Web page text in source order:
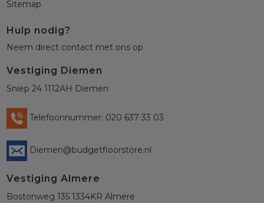
Sitemap
Hulp nodig?
Neem direct contact met ons op
Vestiging Diemen
Sniep 24 1112AH Diemen
Telefoonnummer: 020 637 33 03
Diemen@budgetfloorstore.nl
Vestiging Almere
Bostonweg 135 1334KR Almere